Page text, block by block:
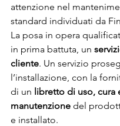
attenzione nel
standard individuati da
La posa in opera
in prima battuta, un
cliente. Un servizio
l’installazione, con la
di un libretto di uso, cura
manutenzione del
e installato.